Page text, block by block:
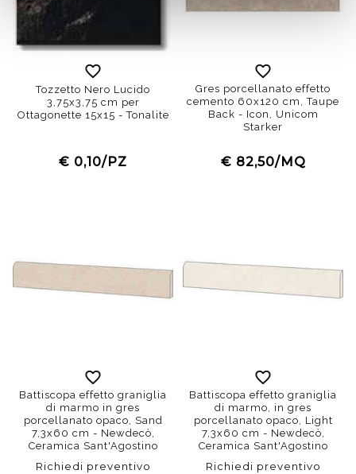
Tozzetto Nero Lucido
3,75x3,75 cm per
Ottagonette 15x15 - Tonalite
€ 0,10/PZ
Gres porcellanato effetto
cemento 60x120 cm, Taupe
Back - Icon, Unicom
Starker
€ 82,50/MQ
Battiscopa effetto graniglia
di marmo in gres
porcellanato opaco, Sand
7,3x60 cm - Newdecò,
Ceramica Sant'Agostino
Richiedi preventivo
Battiscopa effetto graniglia
di marmo, in gres
porcellanato opaco, Light
7,3x60 cm - Newdecò,
Ceramica Sant'Agostino
Richiedi preventivo